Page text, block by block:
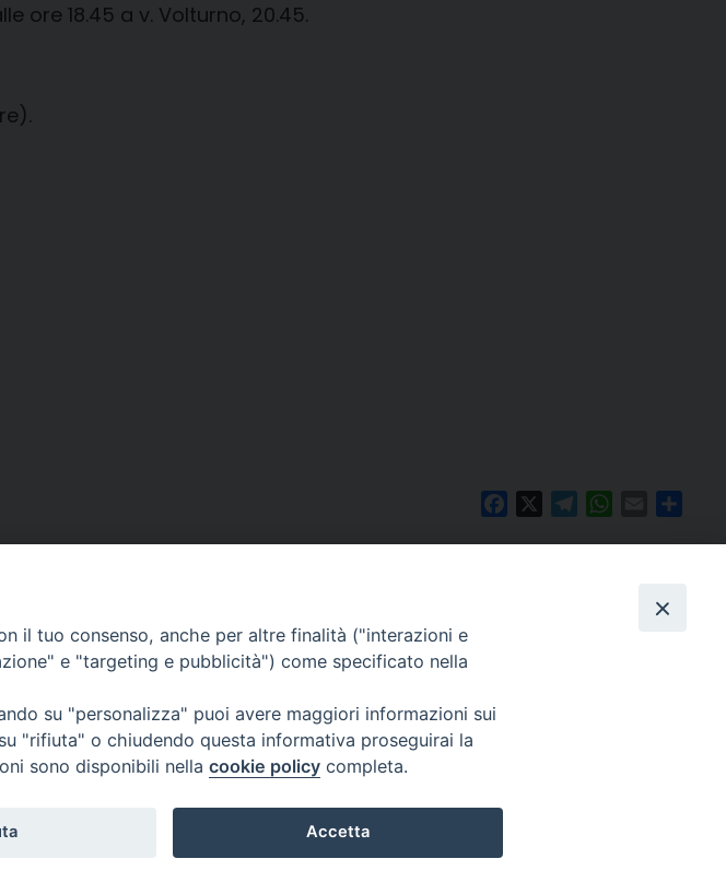
ore 18.45 a v. Volturno, 20.45.
FacebookTelegramWhatsApp
Email
Per segnalazioni tecniche e aggiornamenti:
il tuo consenso, anche per altre finalità ("interazioni e
e "targeting e pubblicità") come specificato nella
su "personalizza" puoi avere maggiori informazioni sui
"rifiuta" o chiudendo questa informativa proseguirai la
sono disponibili nella cookie policy completa.
Accetta